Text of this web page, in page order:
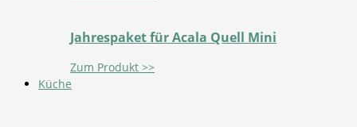
Jahrespaket für Acala Quell Mini
Zum Produkt >>
Küche